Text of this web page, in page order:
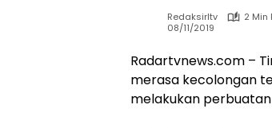
Redaksirltv
2 Min
08/11/2019
Radartvnews.com –
merasa kecolongan
melakukan